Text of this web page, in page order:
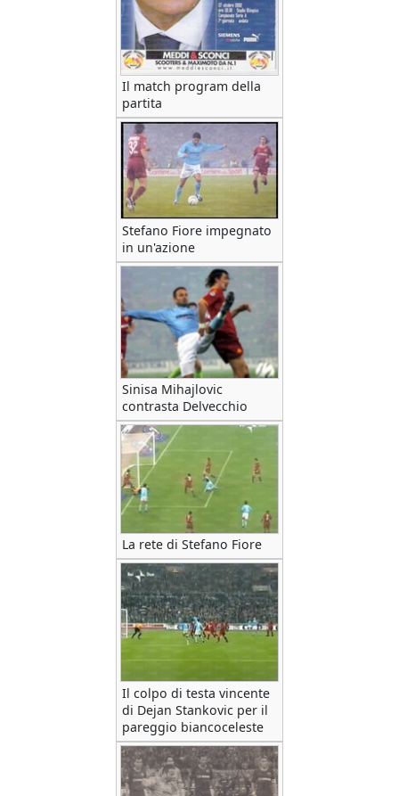
Il match program della
partita
Stefano Fiore impegnato
in un'azione
Sinisa Mihajlovic
contrasta Delvecchio
La rete di Stefano Fiore
Il colpo di testa vincente
di Dejan Stankovic per il
pareggio biancoceleste